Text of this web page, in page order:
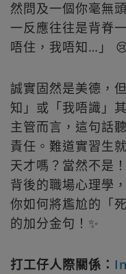
然問及一個你毫無
一反應往往是背脊
唔住，我唔知…」
誠實固然是美德，
知」或「我唔識」
主管而言，這句話
責任。難道實習生
天才嗎？當然不是
背後的職場心理學
你如何將尷尬的「
的加分金句！✨
打工仔人際關係：